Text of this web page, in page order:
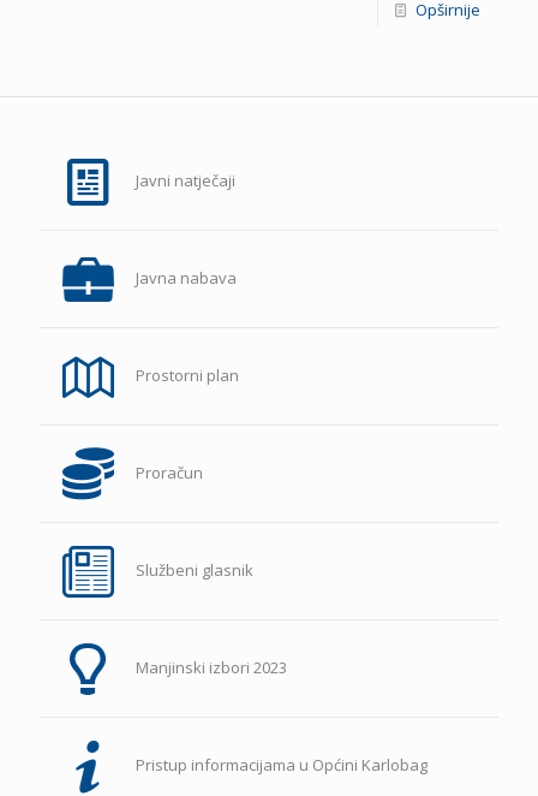
Opširnije
Javni natječaji
Javna nabava
Prostorni plan
Proračun
Službeni glasnik
Manjinski izbori 2023
Pristup informacijama u Općini Karlobag